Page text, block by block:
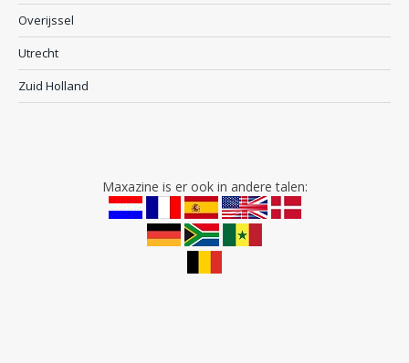
Overijssel
Utrecht
Zuid Holland
Maxazine is er ook in andere talen: